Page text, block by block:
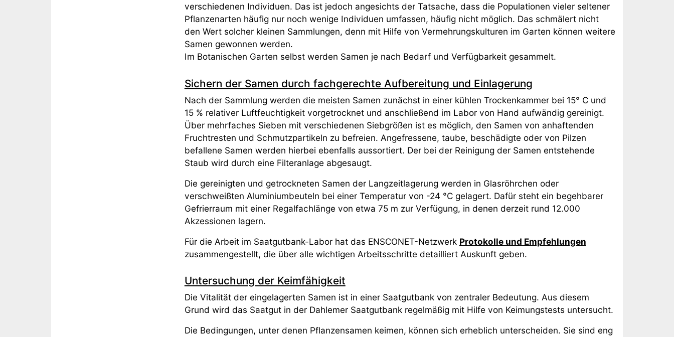
verschiedenen Individuen. Das ist jedoch angesichts der Tatsache, dass die Populationen vieler seltener
Pflanzenarten häufig nur noch wenige Individuen umfassen, häufig nicht möglich. Das schmälert nicht
den Wert solcher kleinen Sammlungen, denn mit Hilfe von Vermehrungskulturen im Garten können weitere
Samen gewonnen werden.
Im Botanischen Garten selbst werden Samen je nach Bedarf und Verfügbarkeit gesammelt.
Sichern der Samen durch fachgerechte Aufbereitung und Einlagerung
Nach der Sammlung werden die meisten Samen zunächst in einer kühlen Trockenkammer bei 15° C und
15 % relativer Luftfeuchtigkeit vorgetrocknet und anschließend im Labor von Hand aufwändig gereinigt.
Über mehrfaches Sieben mit verschiedenen Siebgrößen ist es möglich, den Samen von anhaftenden
Fruchtresten und Schmutzpartikeln zu befreien. Angefressene, taube, beschädigte oder von Pilzen
befallene Samen werden hierbei ebenfalls aussortiert. Der bei der Reinigung der Samen entstehende
Staub wird durch eine Filteranlage abgesaugt.
Die gereinigten und getrockneten Samen der Langzeitlagerung werden in Glasröhrchen oder
verschweißten Aluminiumbeuteln bei einer Temperatur von -24 °C gelagert. Dafür steht ein begehbarer
Gefrierraum mit einer Regalfachlänge von etwa 75 m zur Verfügung, in denen derzeit rund 12.000
Akzessionen lagern.
Für die Arbeit im Saatgutbank-Labor hat das ENSCONET-Netzwerk Protokolle und Empfehlungen
zusammengestellt, die über alle wichtigen Arbeitsschritte detailliert Auskunft geben.
Untersuchung der Keimfähigkeit
Die Vitalität der eingelagerten Samen ist in einer Saatgutbank von zentraler Bedeutung. Aus diesem
Grund wird das Saatgut in der Dahlemer Saatgutbank regelmäßig mit Hilfe von Keimungstests untersucht.
Die Bedingungen, unter denen Pflanzensamen keimen, können sich erheblich unterscheiden. Sie sind eng